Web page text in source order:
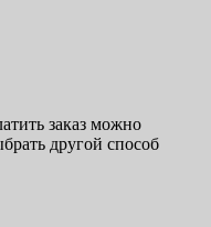
заказ можно
другой способ